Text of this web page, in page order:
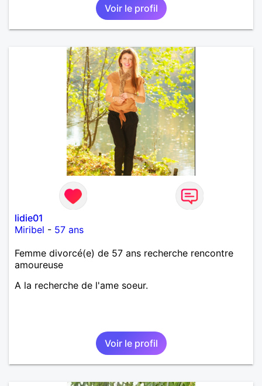
Voir le profil
lidie01
Miribel - 57 ans
Femme divorcé(e) de 57 ans recherche rencontre
amoureuse
A la recherche de l'ame soeur.
Voir le profil